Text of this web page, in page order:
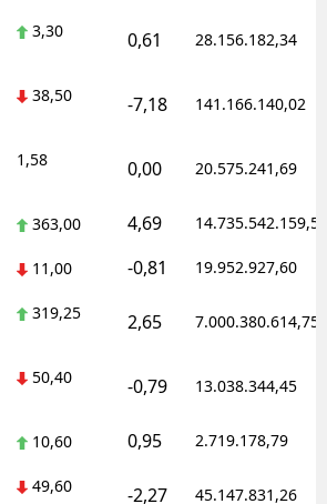
3,30 0,61 28.156.182,34
38,50 -7,18 141.166.140,02
1,58 0,00 20.575.241,69
363,00 4,69 14.735.542.159,50
11,00 -0,81 19.952.927,60
319,25 2,65 7.000.380.614,75
50,40 -0,79 13.038.344,45
10,60 0,95 2.719.178,79
49,60 -2,27 45.147.831,26